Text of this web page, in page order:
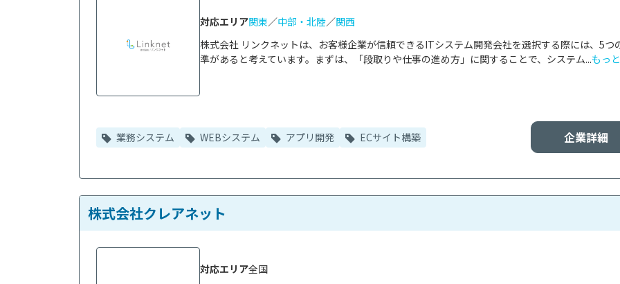
株式会社 リンクネットは、お客様企業が信頼できるITシステム開発会社を選択する際には、5つ
準があると考えています。まずは、「段取りや仕事の進め方」に関することで、システム...もっ
対応エリア関東／中部・北陸／関西
企業詳細
業務システム WEBシステム アプリ開発 ECサイト構築
株式会社クレアネット
対応エリア全国